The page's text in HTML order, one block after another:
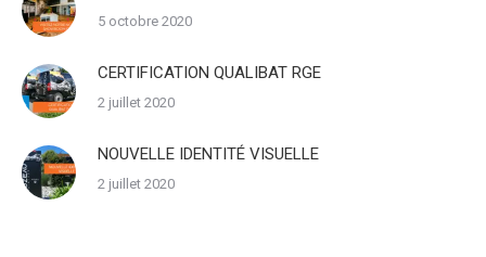
5 octobre 2020
CERTIFICATION QUALIBAT RGE
2 juillet 2020
NOUVELLE IDENTITÉ VISUELLE
2 juillet 2020